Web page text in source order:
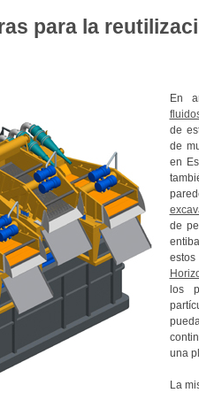
para la
En
de
de
en
de
los
una
La